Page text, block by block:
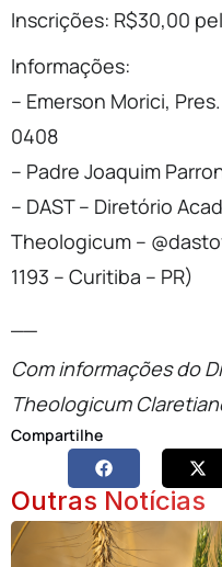
Inscrições: R$30,00
Informações:
– Emerson Morici,
0408
– Padre Joaquim
– DAST – Diretório
Theologicum –
1193 – Curitiba – PR)
Com informações do
Theologicum
Compartilhe
Outras Notícias